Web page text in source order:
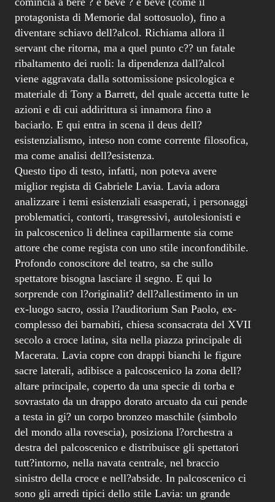
protagonista di Memorie dal sottosuolo), fino a
diventare schiavo dell?alcol. Richiama allora il
servant che ritorna, ma a quel punto c?? un fatale
ribaltamento dei ruoli: la dipendenza dall?alcol
viene aggravata dalla sottomissione psicologica e
materiale di Tony a Barrett, del quale accetta tutte le
azioni e di cui addirittura si innamora fino a
baciarlo. E qui entra in scena il deus dell?
esistenzialismo, inteso non come corrente filosofica,
ma come analisi dell?esistenza.
Questo tipo di testo, infatti, non poteva avere
miglior regista di Gabriele Lavia. Lavia adora
analizzare i temi esistenziali esasperati, i personaggi
problematici, contorti, trasgressivi, autolesionisti e
in palcoscenico li delinea capillarmente sia come
attore che come regista con uno stile inconfondibile.
Profondo conoscitore del teatro, sa che sullo
spettatore bisogna lasciare il segno. E qui lo
sorprende con l?originalit? dell?allestimento in un
ex-luogo sacro, ossia l?auditorium San Paolo, ex-
complesso dei barnabiti, chiesa sconsacrata del XVII
secolo a croce latina, sita nella piazza principale di
Macerata. Lavia copre con drappi bianchi le figure
sacre laterali, adibisce a palcoscenico la zona dell?
altare principale, coperto da una specie di torba e
sovrastato da un drappo dorato arcuato da cui pende
a testa in gi? un corpo bronzeo maschile (simbolo
del mondo alla rovescia), posiziona l?orchestra a
destra del palcoscenico e distribuisce gli spettatori
tutt?intorno, nella navata centrale, nel braccio
sinistro della croce e nell?abside. In palcoscenico ci
sono gli arredi tipici dello stile Lavia: un grande